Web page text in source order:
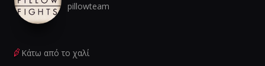
pillowteam
Κάτω από το χαλί